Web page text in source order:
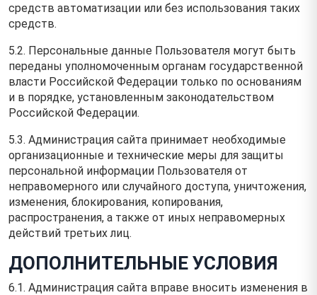
средств автоматизации или без использования таких
средств.
5.2. Персональные данные Пользователя могут быть
переданы уполномоченным органам государственной
власти Российской Федерации только по основаниям
и в порядке, установленным законодательством
Российской Федерации.
5.3. Администрация сайта принимает необходимые
организационные и технические меры для защиты
персональной информации Пользователя от
неправомерного или случайного доступа, уничтожения,
изменения, блокирования, копирования,
распространения, а также от иных неправомерных
действий третьих лиц.
ДОПОЛНИТЕЛЬНЫЕ УСЛОВИЯ
6.1. Администрация сайта вправе вносить изменения в